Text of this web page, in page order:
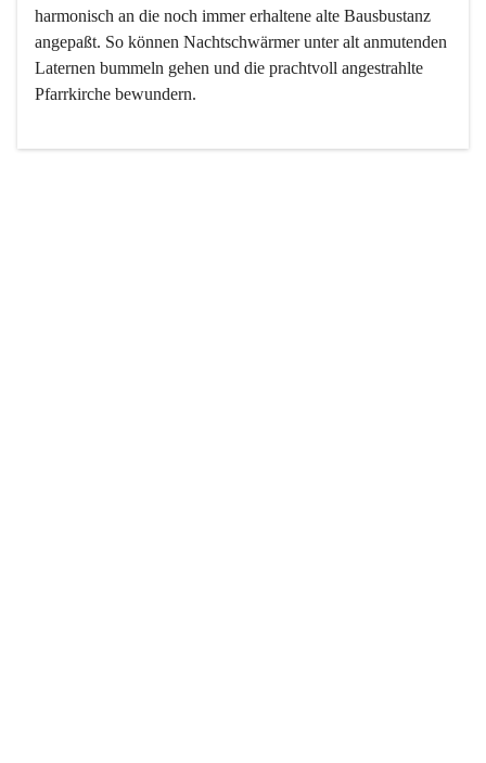
harmonisch an die noch immer erhaltene alte Bausbustanz
angepaßt. So können Nachtschwärmer unter alt anmutenden
Laternen bummeln gehen und die prachtvoll angestrahlte
Pfarrkirche bewundern.
Der Weinbau dominert heute nicht mehr, ist aber integrativer